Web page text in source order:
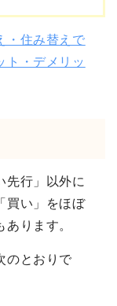
・住み替えで
ト・デメリッ
先行」以外に
買い」をほぼ
ります。
のとおりで